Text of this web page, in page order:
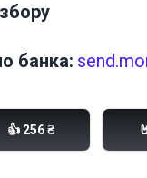
банка:
👍 256 ₴